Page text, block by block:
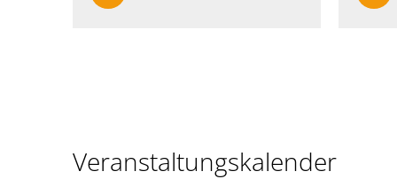
Veranstaltungskalender